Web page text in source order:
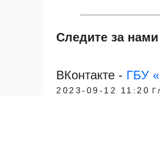
Следите за
ВКонтакте - ГБУ
2023-09-12 11:20